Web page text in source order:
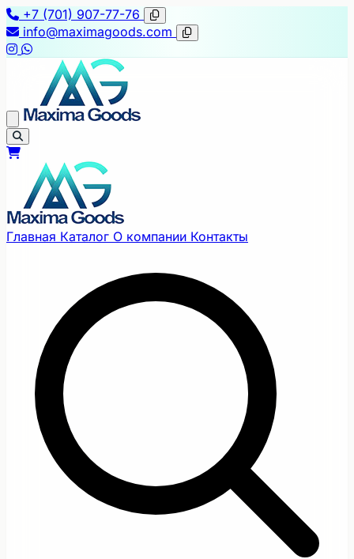
+7 (701) 907-77-76
info@maximagoods.com
Главная Каталог О компании Контакты